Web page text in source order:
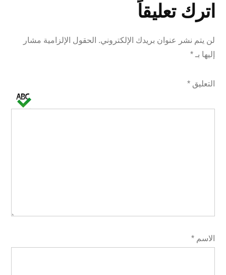
اترك تعليقاً
لن يتم نشر عنوان بريدك الإلكتروني. الحقول الإلزامية مشار
إليها بـ *
التعليق *
الاسم *